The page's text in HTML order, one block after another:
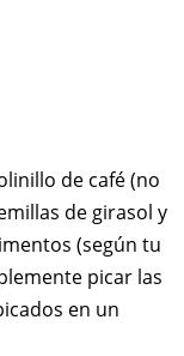
de café (no
de girasol y
(según tu
picar las
en un